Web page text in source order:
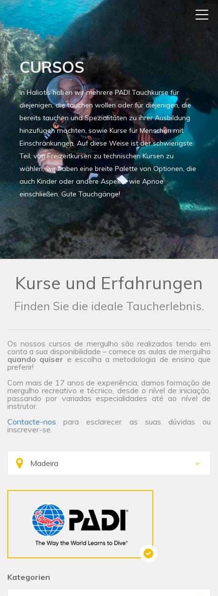
CURSOS
In Haliotis haben wir mehrere PADI Tauchkurse für
diejenigen, die tauchen wollen oder für diejenigen, die
bereits tauchen und Spezialitäten zu ihrer Ausbildung
hinzufügen möchten, sowie Kurse für Menschen mit
Einschränkungen. Auf diese Weise ist der schwierigste
Teil, von Freizeitkursen zu technischen Kursen zu
wählen, wir haben eine breite Palette von Optionen, die
auch Kinder oder andere Aspekte wie Apnoe
einschließen. Gute Tauchgänge!
Kurse und Erfahrungen
Finden Sie die ideale Taucherlebnis.
Os nossos cursos de mergulho são realizados tendo em
conta a sua disponibilidade – comece as aulas de mergulho
quando quiser e escolha a metodologia de ensino que
preferir!
Com mais de 17 anos de experiência, damos formação de
mergulho recreativo e técnico, desde o nível de iniciação,
passando por variadas especialidades até ao nível de
instrutor.
Contacte-nos para esclarecer as suas dúvidas ou
inscrever-se.
Kategorien